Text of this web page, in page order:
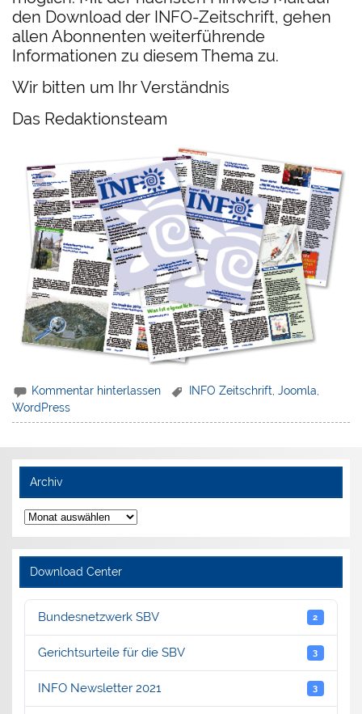
den Download der INFO-Zeitschrift, gehen
allen Abonnenten weiterführende
Informationen zu diesem Thema zu.
Wir bitten um Ihr Verständnis
Das Redaktionsteam
Kommentar hinterlassen INFO Zeitschrift ,Joomla
WordPress
Archiv
Archiv
Download Center
Bundesnetzwerk SBV 2
Gerichtsurteile für die SBV 3
INFO Newsletter 2021 3